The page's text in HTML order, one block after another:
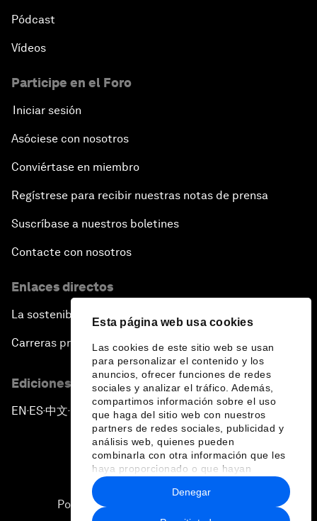
Esta página web usa cookies
Las cookies de este sitio web se usan
para personalizar el contenido y los
anuncios, ofrecer funciones de redes
sociales y analizar el tráfico. Además,
compartimos información sobre el uso
que haga del sitio web con nuestros
partners de redes sociales, publicidad y
análisis web, quienes pueden
combinarla con otra información que les
haya proporcionado o que hayan
recopilado a partir del uso que haya
hecho de sus servicios.
Denegar
Pódcast
Vídeos
Participe en el Foro
Iniciar sesión
Asóciese con nosotros
Conviértase en miembro
Regístrese para recibir nuestras notas de prensa
Suscríbase a nuestros boletines
Contacte con nosotros
Enlaces directos
La sostenibilidad en el Foro
Carreras profesionales
Ediciones en otros idiomas
EN ▪ ES▪中文▪ 日本語
Política de privacidad y normas de uso